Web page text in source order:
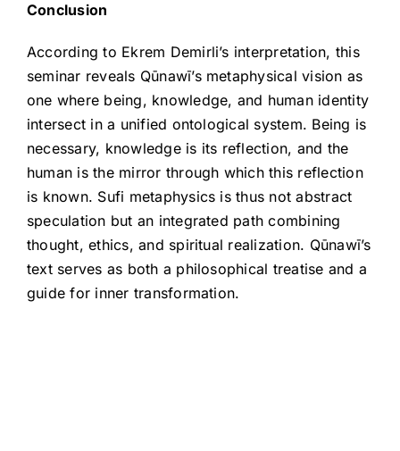
Conclusion
According to Ekrem Demirli’s interpretation, this
seminar reveals Qūnawī’s metaphysical vision as
one where being, knowledge, and human identity
intersect in a unified ontological system. Being is
necessary, knowledge is its reflection, and the
human is the mirror through which this reflection
is known. Sufi metaphysics is thus not abstract
speculation but an integrated path combining
thought, ethics, and spiritual realization. Qūnawī’s
text serves as both a philosophical treatise and a
guide for inner transformation.